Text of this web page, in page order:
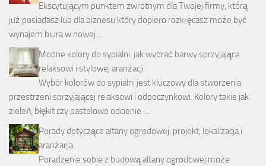
Ekscytującym punktem zwrotnym dla Twojej firmy, którą
już posiadasz lub dla biznesu który dopiero rozkręcasz może być
wynajem biura w nowej …
Modne kolory do sypialni: jak wybrać barwy sprzyjające
relaksowi i stylowej aranżacji
Wybór kolorów do sypialni jest kluczowy dla stworzenia
przestrzeni sprzyjającej relaksowi i odpoczynkowi. Kolory takie jak
zieleń, błękit czy pastelowe odcienie …
Porady dotyczące altany ogrodowej: projekt, lokalizacja i
aranżacja
Poradzenie sobie z budową altany ogrodowej może